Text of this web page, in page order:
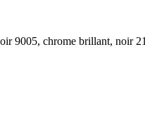
9005, chrome brillant, noir